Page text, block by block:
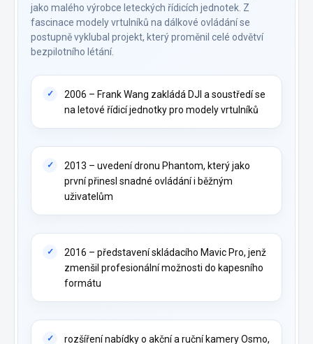
jako malého výrobce leteckých řídicích jednotek. Z
fascinace modely vrtulníků na dálkové ovládání se
postupně vyklubal projekt, který proměnil celé odvětví
bezpilotního létání.
2006 – Frank Wang zakládá DJI a soustředí se
na letové řídicí jednotky pro modely vrtulníků
2013 – uvedení dronu Phantom, který jako
první přinesl snadné ovládání i běžným
uživatelům
2016 – představení skládacího Mavic Pro, jenž
zmenšil profesionální možnosti do kapesního
formátu
rozšíření nabídky o akční a ruční kamery Osmo,